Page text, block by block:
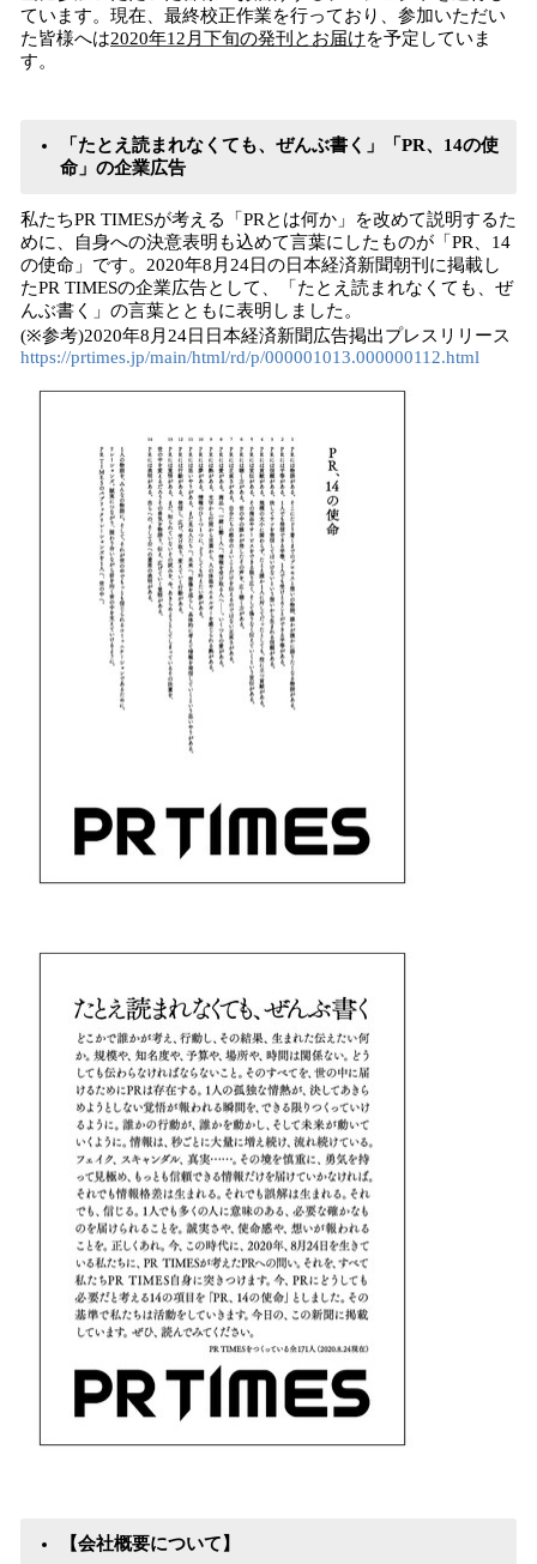
ています。現在、最終校正作業を行っており、参加いただい
た皆様へは2020年12月下旬の発刊とお届けを予定していま
す。
「たとえ読まれなくても、ぜんぶ書く」「PR、14の使
命」の企業広告
私たちPR TIMESが考える「PRとは何か」を改めて説明するた
めに、自身への決意表明も込めて言葉にしたものが「PR、14
の使命」です。2020年8月24日の日本経済新聞朝刊に掲載し
たPR TIMESの企業広告として、「たとえ読まれなくても、ぜ
んぶ書く」の言葉とともに表明しました。
(※参考)2020年8月24日日本経済新聞広告掲出プレスリリース
https://prtimes.jp/main/html/rd/p/000001013.000000112.html
【会社概要について】